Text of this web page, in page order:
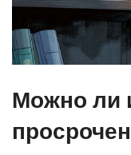
Можно ли